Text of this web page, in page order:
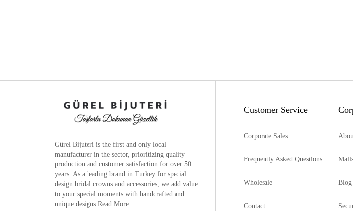
Gürel Bijuteri is the first and only local
manufacturer in the sector, prioritizing quality
production and customer satisfaction for over 50
years. As a leading brand in Turkey for special
design bridal crowns and accessories, we add value
to your special moments with handcrafted and
unique designs.Read More
Customer Service
Corporate Sales
Frequently Asked Questions
Wholesale
Contact
Malls
Blog